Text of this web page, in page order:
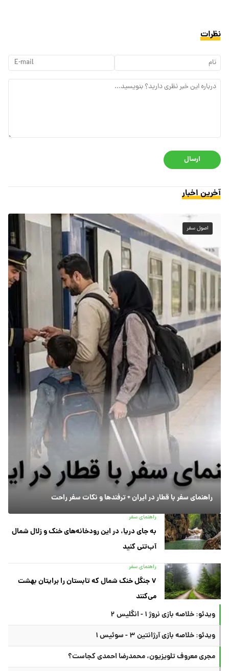
نظرات
ارسال
آخرین اخبار
اصول سفر
راهنمای سفر با قطار در ایران + ترفندها و نکات سفر راحت
راهنمای سفر
به جای دریا، در این رودخانه‌های خنک و زلال شمال
آب‌تنی کنید
راهنمای سفر
۷ جنگل خنک شمال که تابستان را برایتان بهشت
می‌کنند
ویدئو: خلاصه بازی نروژ ۱ - انگلیس ۲
ویدئو: خلاصه بازی آرژانتین ۳ - سوئیس ۱
مجری معروف تلویزیون، محمدرضا احمدی کجاست؟